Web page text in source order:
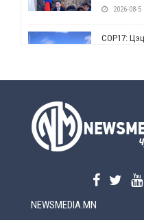
2026-08-5
СОР17:
2026-08-5
2026-08-5
NEWSMEDIA.MN